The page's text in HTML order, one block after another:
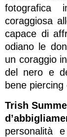
fotografica
coraggiosa
capace di
odiano le
un coraggio
del nero e
bene
Trish
personalità